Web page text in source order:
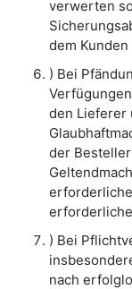
verwerten
dem
) Bei
den Lieferer
der
) Bei
nach